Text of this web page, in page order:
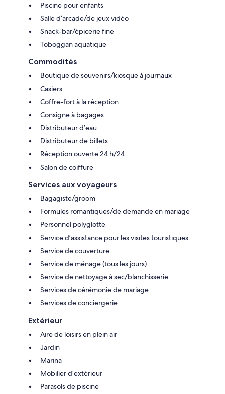
Piscine pour enfants
Salle d’arcade/de jeux vidéo
Snack-bar/épicerie fine
Toboggan aquatique
Commodités
Boutique de souvenirs/kiosque à journaux
Casiers
Coffre-fort à la réception
Consigne à bagages
Distributeur d’eau
Distributeur de billets
Réception ouverte 24 h/24
Salon de coiffure
Services aux voyageurs
Bagagiste/groom
Formules romantiques/de demande en mariage
Personnel polyglotte
Service d’assistance pour les visites touristiques
Service de couverture
Service de ménage (tous les jours)
Service de nettoyage à sec/blanchisserie
Services de cérémonie de mariage
Services de conciergerie
Extérieur
Aire de loisirs en plein air
Jardin
Marina
Mobilier d’extérieur
Parasols de piscine